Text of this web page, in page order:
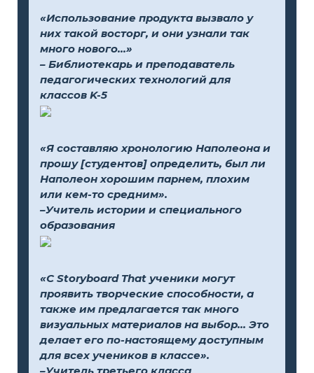
«Использование продукта вызвало у
них такой восторг, и они узнали так
много нового...»
– Библиотекарь и преподаватель
педагогических технологий для
классов K-5
«Я составляю хронологию Наполеона и
прошу [студентов] определить, был ли
Наполеон хорошим парнем, плохим
или кем-то средним».
–Учитель истории и специального
образования
«С Storyboard That ученики могут
проявить творческие способности, а
также им предлагается так много
визуальных материалов на выбор... Это
делает его по-настоящему доступным
для всех учеников в классе».